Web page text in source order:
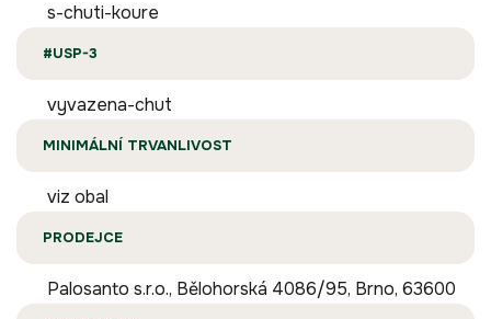
s-chuti-koure
#USP-3
vyvazena-chut
MINIMÁLNÍ TRVANLIVOST
viz obal
PRODEJCE
Palosanto s.r.o., Bělohorská 4086/95, Brno, 63600